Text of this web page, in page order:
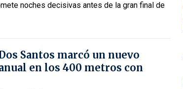
noches decisivas antes de la gran final de
Santos marcó un nuevo
en los 400 metros con